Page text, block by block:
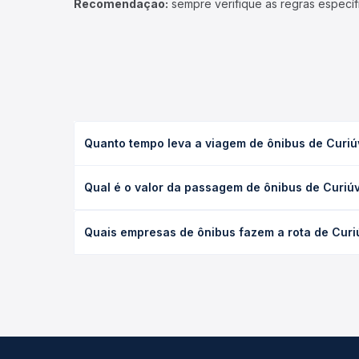
Recomendação: sempre verifique as regras
Quanto tempo leva a viagem de ônibus de
condições de tráfego. Na Quero Passagem você
Qual é o valor da passagem de ônibus de
antecedência da compra. Na Quero Passagem
Quais empresas de ônibus fazem a rota de